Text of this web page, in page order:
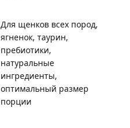
Для щенков всех пород,
ягненок, таурин,
пребиотики,
натуральные
ингредиенты,
оптимальный размер
порции